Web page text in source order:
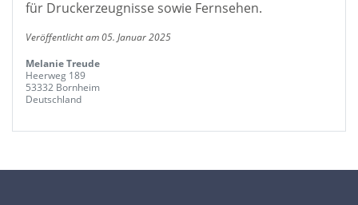
für Druckerzeugnisse sowie Fernsehen.
Veröffentlicht am 05. Januar 2025
Melanie Treude
Heerweg 189
53332 Bornheim
Deutschland